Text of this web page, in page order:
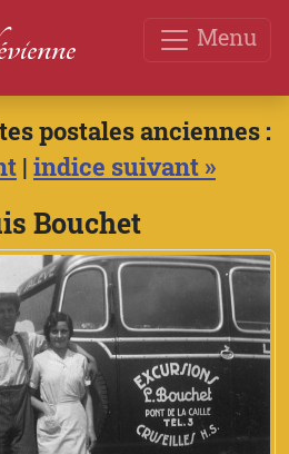
Menu
postales anciennes :
| indice suivant »
Bouchet